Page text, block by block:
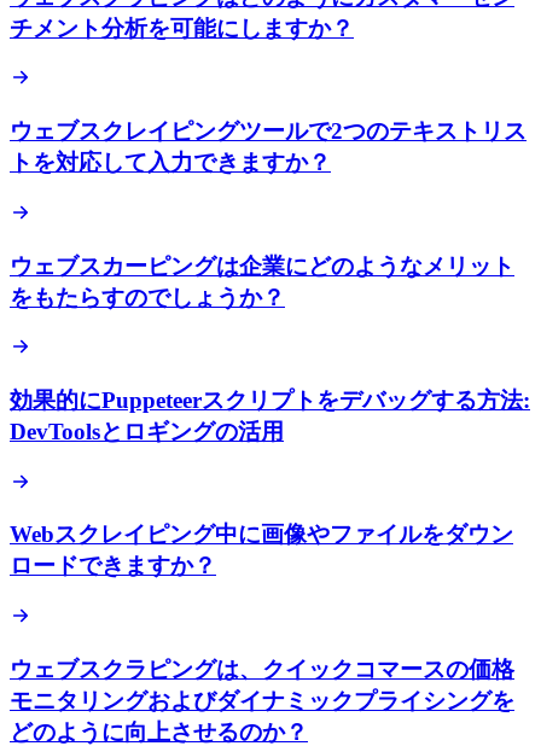
チメント分析を可能にしますか？
ウェブスクレイピングツールで2つのテキストリス
トを対応して入力できますか？
ウェブスカーピングは企業にどのようなメリット
をもたらすのでしょうか？
効果的にPuppeteerスクリプトをデバッグする方法:
DevToolsとロギングの活用
Webスクレイピング中に画像やファイルをダウン
ロードできますか？
ウェブスクラピングは、クイックコマースの価格
モニタリングおよびダイナミックプライシングを
どのように向上させるのか？